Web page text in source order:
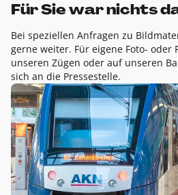
Für Sie war nichts
Bei speziellen Anfragen zu
gerne weiter. Für eigene Foto- oder
unseren Zügen oder auf unseren
sich an die Pressestelle.